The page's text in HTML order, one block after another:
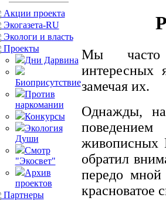
Акции проекта
Экогазета-RU
Экологи и власть
Проекты
Дни Дарвина
Биоприсутствие
Против
наркомании
Конкурсы
Экология
Души
Смотр
"Экосвет"
Архив
проектов
Партнеры
Мы часто
интересных
замечая их.
Однажды,
живописных
обратил
передо
красноватое